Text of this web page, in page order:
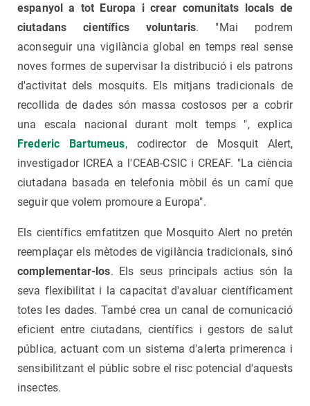
espanyol a tot Europa i crear comunitats locals de
ciutadans científics voluntaris. "Mai podrem
aconseguir una vigilància global en temps real sense
noves formes de supervisar la distribució i els patrons
d'activitat dels mosquits. Els mitjans tradicionals de
recollida de dades són massa costosos per a cobrir
una escala nacional durant molt temps ", explica
Frederic Bartumeus, codirector de Mosquit Alert,
investigador ICREA a l'CEAB-CSIC i CREAF. "La ciència
ciutadana basada en telefonia mòbil és un camí que
seguir que volem promoure a Europa".
Els científics emfatitzen que Mosquito Alert no pretén
reemplaçar els mètodes de vigilància tradicionals, sinó
complementar-los. Els seus principals actius són la
seva flexibilitat i la capacitat d'avaluar científicament
totes les dades. També crea un canal de comunicació
eficient entre ciutadans, científics i gestors de salut
pública, actuant com un sistema d'alerta primerenca i
sensibilitzant el públic sobre el risc potencial d'aquests
insectes.